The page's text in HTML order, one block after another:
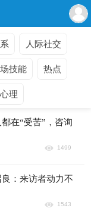
人际社交
技能 热点
理
在“受苦”，咨询
1499
：来访者动力不
1543